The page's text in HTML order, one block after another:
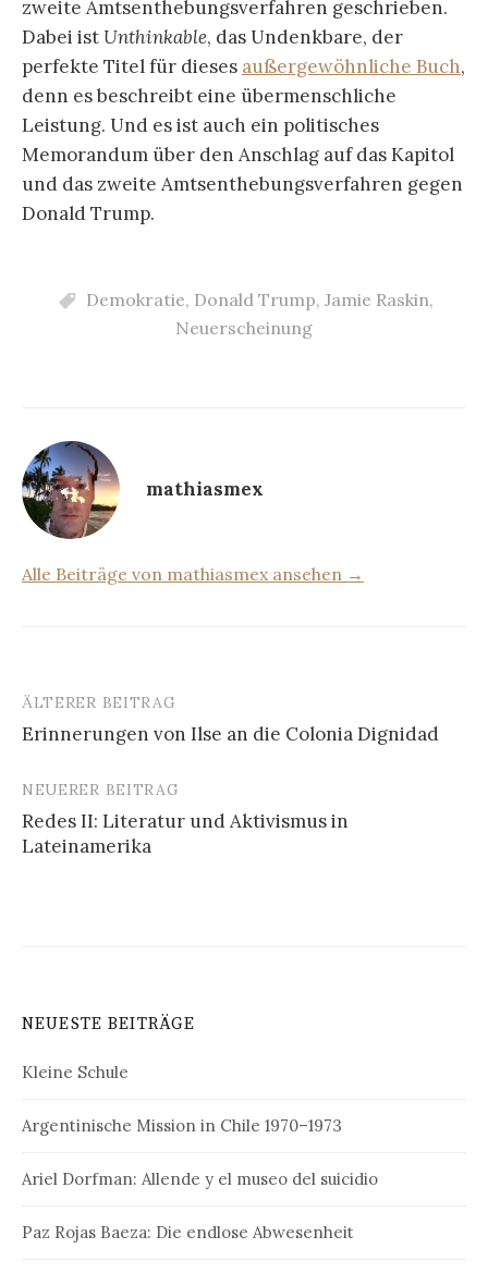
zweite Amtsenthebungsverfahren geschrieben.
Dabei ist Unthinkable, das Undenkbare, der
perfekte Titel für dieses außergewöhnliche Buch,
denn es beschreibt eine übermenschliche
Leistung. Und es ist auch ein politisches
Memorandum über den Anschlag auf das Kapitol
und das zweite Amtsenthebungsverfahren gegen
Donald Trump.
Demokratie, Donald Trump, Jamie Raskin,
Neuerscheinung
mathiasmex
Alle Beiträge von mathiasmex ansehen →
Beitrags-
Navigation
ÄLTERER BEITRAG
Erinnerungen von Ilse an die Colonia Dignidad
NEUERER BEITRAG
Redes II: Literatur und Aktivismus in
Lateinamerika
NEUESTE BEITRÄGE
Kleine Schule
Argentinische Mission in Chile 1970–1973
Ariel Dorfman: Allende y el museo del suicidio
Paz Rojas Baeza: Die endlose Abwesenheit